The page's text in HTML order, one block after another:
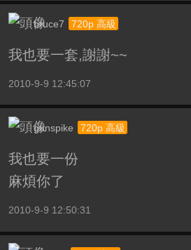
bruce7 720p 高級
我也要一套,謝謝~~
2010-9-9 12:45:07
gunspike 720p 高級
我也要一份
麻煩你了
2010-9-9 12:50:31